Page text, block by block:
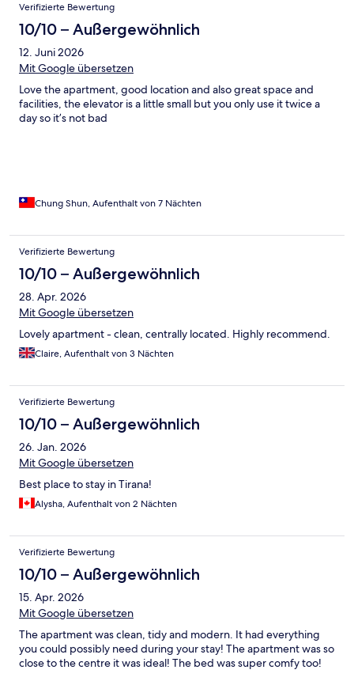
Verifizierte Bewertung
10/10 – Außergewöhnlich
12. Juni 2026
Mit Google übersetzen
Love the apartment, good location and also great space and
facilities, the elevator is a little small but you only use it twice a
day so it’s not bad
Chung Shun, Aufenthalt von 7 Nächten
Verifizierte Bewertung
10/10 – Außergewöhnlich
28. Apr. 2026
Mit Google übersetzen
Lovely apartment - clean, centrally located. Highly recommend.
Claire, Aufenthalt von 3 Nächten
Verifizierte Bewertung
10/10 – Außergewöhnlich
26. Jan. 2026
Mit Google übersetzen
Best place to stay in Tirana!
Alysha, Aufenthalt von 2 Nächten
Verifizierte Bewertung
10/10 – Außergewöhnlich
15. Apr. 2026
Mit Google übersetzen
The apartment was clean, tidy and modern. It had everything
you could possibly need during your stay! The apartment was so
close to the centre it was ideal! The bed was super comfy too!